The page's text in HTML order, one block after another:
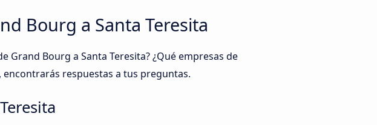
Bourg a Santa Teresita
Grand Bourg a Santa Teresita? ¿Qué empresas de
respuestas a tus preguntas.